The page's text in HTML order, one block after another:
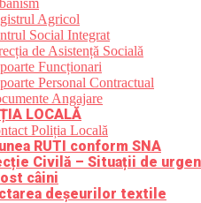
Agricol
Social Integrat
de Asistență Socială
Funcționari
Personal Contractual
Angajare
LOCALĂ
Poliția Locală
RUTI conform SNA
Civilă – Situații de
câini
deșeurilor textile